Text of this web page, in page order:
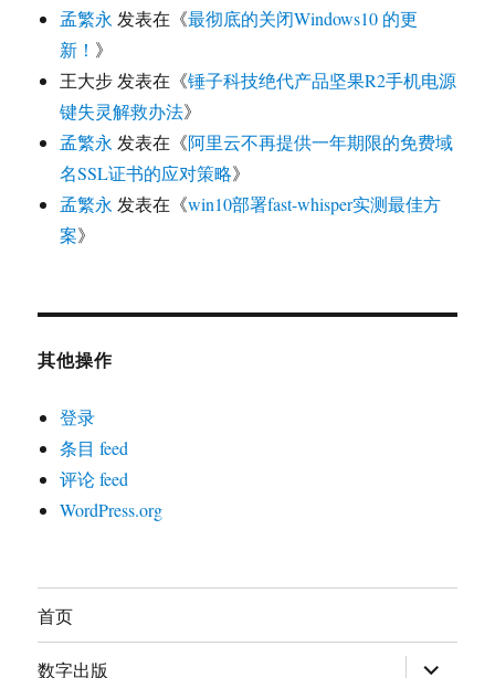
孟繁永 发表在《最彻底的关闭Windows10 的更
新！ 》
王大步 发表在《锤子科技绝代产品坚果R2手机电源
键失灵解救办法》
孟繁永 发表在《阿里云不再提供一年期限的免费域
名SSL证书的应对策略》
孟繁永 发表在《win10部署fast-whisper实测最佳方
案》
其他操作
登录
条目 feed
评论 feed
WordPress.org
首页
数字出版 展